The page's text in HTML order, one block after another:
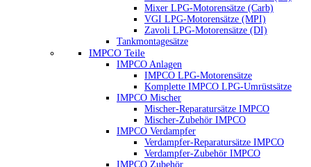
Mixer LPG-Motorensätze (Carb)
VGI LPG-Motorensätze (MPI)
Zavoli LPG-Motorensätze (DI)
Tankmontagesätze
IMPCO Teile
IMPCO Anlagen
IMPCO LPG-Motorensätze
Komplette IMPCO LPG-Umrüstsätze
IMPCO Mischer
Mischer-Reparatursätze IMPCO
Mischer-Zubehör IMPCO
IMPCO Verdampfer
Verdampfer-Reparatursätze IMPCO
Verdampfer-Zubehör IMPCO
IMPCO Zubehör